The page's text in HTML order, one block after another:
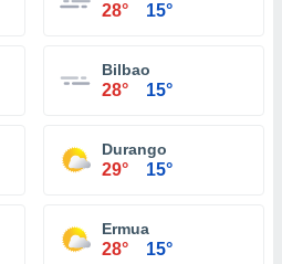
28° 15°
Bilbao
28° 15°
Durango
29° 15°
Ermua
28° 15°